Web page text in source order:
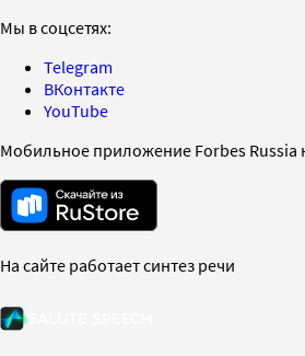
Мы в соцсетях:
Telegram
ВКонтакте
YouTube
Мобильное приложение Forbes Russia
На сайте работает синтез речи